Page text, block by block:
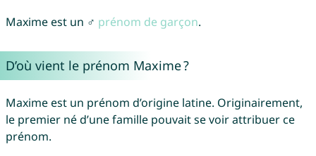
Maxime est un ♂ prénom de garçon.
D’où vient le prénom Maxime ?
Maxime est un prénom d’origine latine. Originairement,
le premier né d’une famille pouvait se voir attribuer ce
prénom.